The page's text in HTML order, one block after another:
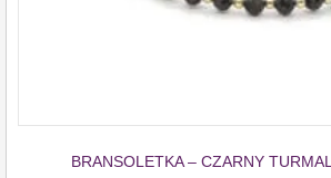
BRANSOLETKA – CZARNY